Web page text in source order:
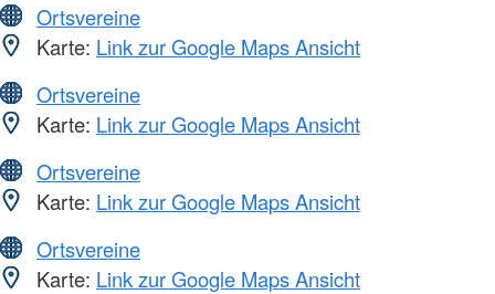
Ortsvereine
Karte: Link zur Google Maps Ansicht
Ortsvereine
Karte: Link zur Google Maps Ansicht
Ortsvereine
Karte: Link zur Google Maps Ansicht
Ortsvereine
Karte: Link zur Google Maps Ansicht